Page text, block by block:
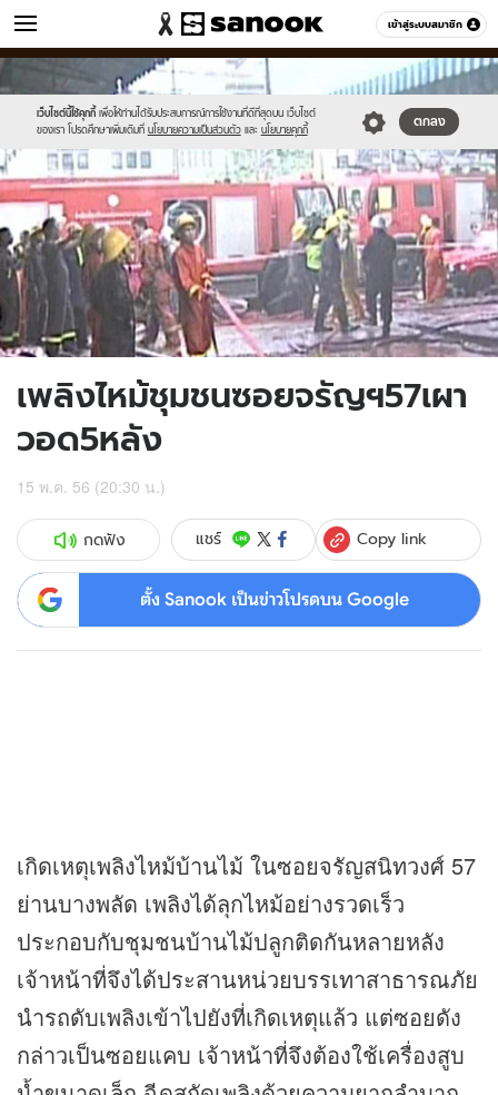
เข้าสู่ระบบสมาชิก
ข่าว หมวดอื่นๆ
เว็บไซต์นี้ใช้คุกกี้ เพื่อให้ท่านได้รับประสบการณ์การใช้งานที่ดีที่สุดบน เว็บไซต์
ของเรา โปรดศึกษาเพิ่มเติมที่ นโยบายความเป็นส่วนตัว และ นโยบายคุกกี้
ตกลง
//s.isanook.com/sr/0/images/logo-
new-
sanook.png
//s.isanook.com/ns/0/ud/237/1186177/453001-
01.jpg
เพลิงไหม้ชุมชนซอยจรัญฯ57เผา
วอด5หลัง
15 พ.ค. 56 (20:30 น.)
กดฟัง แชร์ Copy link
ตั้ง Sanook เป็นข่าวโปรดบน Google
เกิดเหตุเพลิงไหม้บ้านไม้ ในซอยจรัญสนิทวงศ์ 57
ย่านบางพลัด เพลิงได้ลุกไหม้อย่างรวดเร็ว
ประกอบกับชุมชนบ้านไม้ปลูกติดกันหลายหลัง
เจ้าหน้าที่จึงได้ประสานหน่วยบรรเทาสาธารณภัย
นำรถดับเพลิงเข้าไปยังที่เกิดเหตุแล้ว แต่ซอยดัง
กล่าวเป็นซอยแคบ เจ้าหน้าที่จึงต้องใช้เครื่องสูบ